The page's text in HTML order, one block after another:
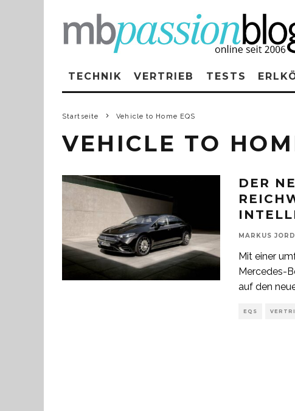
TECHNIK VERTRIEB TESTS
Startseite Vehicle to Home EQS
VEHICLE TO
DER
MARKUS
Mit einer
Mercedes-
auf den
EQS